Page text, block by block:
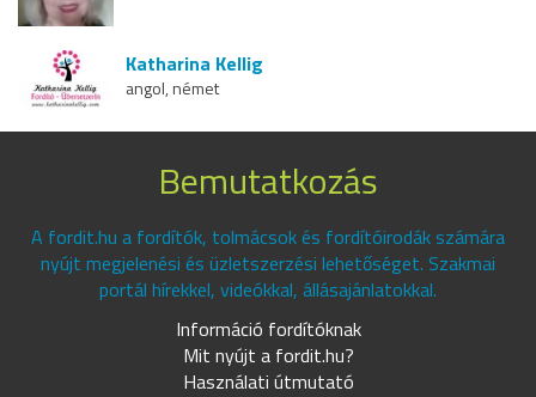
Katharina Kellig
angol, német
Bemutatkozás
A fordit.hu a fordítók, tolmácsok és fordítóirodák számára
nyújt megjelenési és üzletszerzési lehetőséget. Szakmai
portál hírekkel, videókkal, állásajánlatokkal.
Információ fordítóknak
Mit nyújt a fordit.hu?
Használati útmutató